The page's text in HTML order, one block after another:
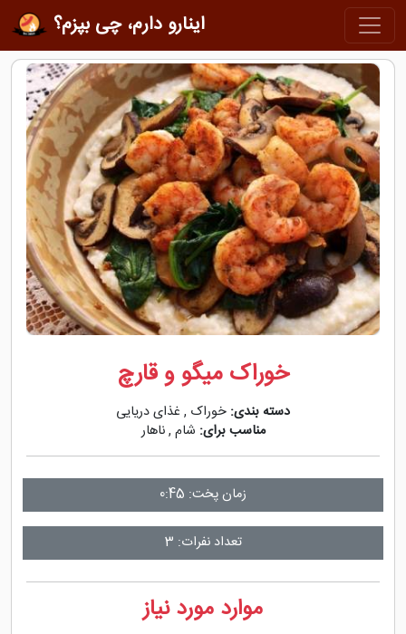
اینارو دارم، چی بپزم؟
خوراک میگو و قارچ
دسته بندی: خوراک , غذای دریایی
مناسب برای: شام ,ناهار
زمان پخت: 0:45
تعداد نفرات: 3
موارد مورد نیاز